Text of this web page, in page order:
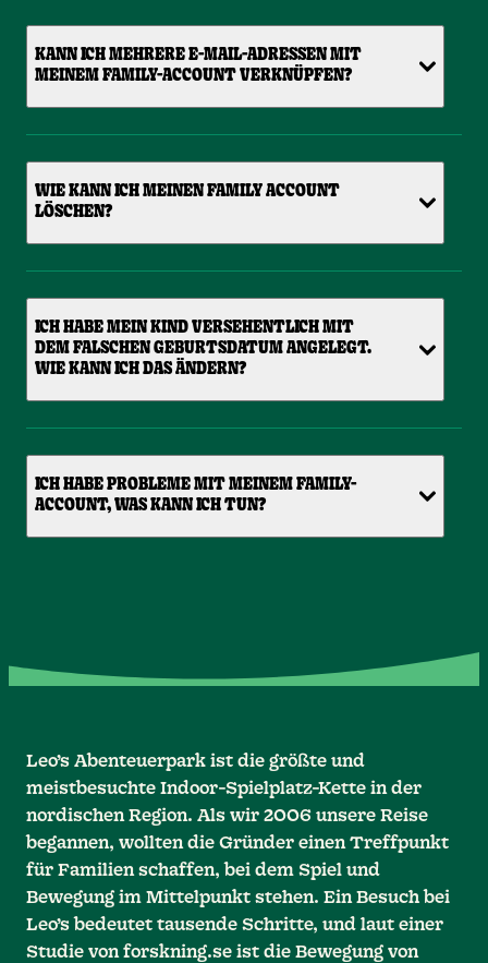
KANN ICH MEHRERE E-MAIL-ADRESSEN MIT
MEINEM FAMILY-ACCOUNT VERKNÜPFEN?
WIE KANN ICH MEINEN FAMILY ACCOUNT
LÖSCHEN?
ICH HABE MEIN KIND VERSEHENTLICH MIT
DEM FALSCHEN GEBURTSDATUM ANGELEGT.
WIE KANN ICH DAS ÄNDERN?
ICH HABE PROBLEME MIT MEINEM FAMILY-
ACCOUNT, WAS KANN ICH TUN?
Leo’s Abenteuerpark ist die größte und
meistbesuchte Indoor-Spielplatz-Kette in der
nordischen Region. Als wir 2006 unsere Reise
begannen, wollten die Gründer einen Treffpunkt
für Familien schaffen, bei dem Spiel und
Bewegung im Mittelpunkt stehen. Ein Besuch bei
Leo’s bedeutet tausende Schritte, und laut einer
Studie von forskning.se ist die Bewegung von